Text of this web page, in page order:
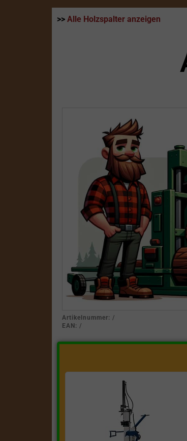
>> Alle Holzspalter anzeigen
Artikelnummer: /
EAN: /